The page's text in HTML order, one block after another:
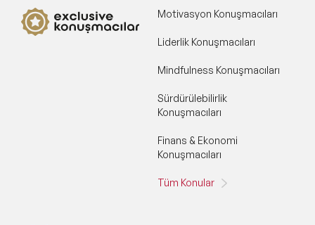
Motivasyon Konuşmacıları
Liderlik Konuşmacıları
Mindfulness Konuşmacıları
Sürdürülebilirlik
Konuşmacıları
Finans & Ekonomi
Konuşmacıları
Tüm Konular